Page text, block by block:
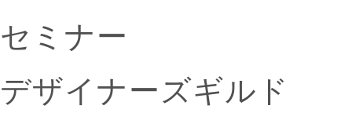
セミナー
デザイナーズギルド